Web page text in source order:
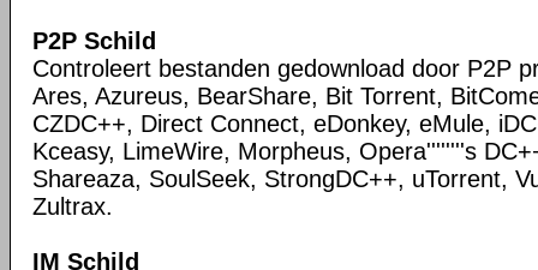
P2P Schild
Controleert bestanden gedownload door P2P
Ares, Azureus, BearShare, Bit Torrent,
CZDC++, Direct Connect, eDonkey, eMule,
Kceasy, LimeWire, Morpheus, Opera''''''''s
Shareaza, SoulSeek, StrongDC++, uTorrent,
Zultrax.
IM Schild